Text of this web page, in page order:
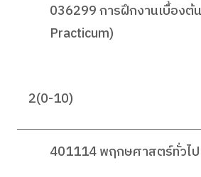
036299 การฝึกงานเบื้องต้
Practicum)
2(0-10)
401114 พฤกษศาสตร์ทั่วไ